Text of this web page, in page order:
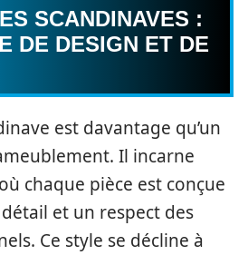
SCANDINAVES :
DE DESIGN ET DE
est davantage qu’un
Il incarne
chaque pièce est conçue
et un respect des
Ce style se décline à